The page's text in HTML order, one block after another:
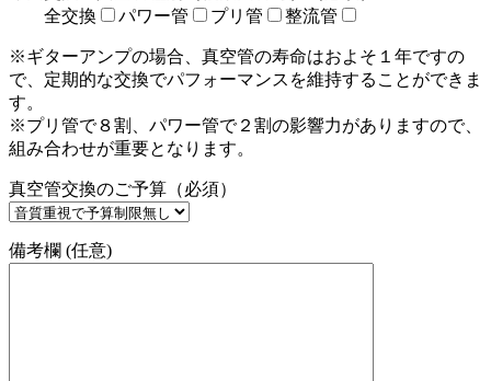
全交換
パワー管 プリ管 整流管
※ギターアンプの場合、真空管の寿命はおよそ１年ですの
で、定期的な交換でパフォーマンスを維持することができま
す。
※プリ管で８割、パワー管で２割の影響力がありますので、
組み合わせが重要となります。
真空管交換のご予算（必須）
備考欄 (任意)